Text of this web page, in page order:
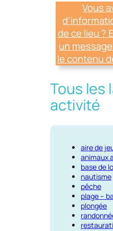
Vous
de ce lieu ?
un
le contenu
Tous les
activité
aire de
animaux
base de
nautisme
pêche
plage –
plongée